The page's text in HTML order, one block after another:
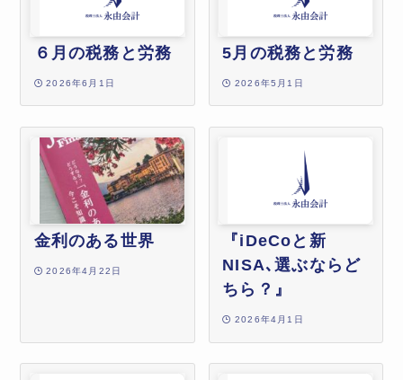
６月の税務と労務
2026年6月1日
5月の税務と労務
2026年5月1日
金利のある世界
2026年4月22日
『iDeCoと新
NISA､選ぶならど
ちら？』
2026年4月1日